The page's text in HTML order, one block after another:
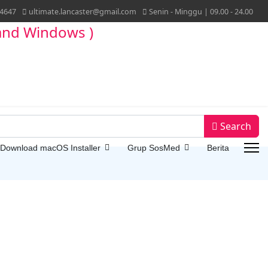
ultimate.lancaster@gmail.com Senin - Minggu | 09.00 - 24.00
macOS Installer Grup SosMed Berita
Search